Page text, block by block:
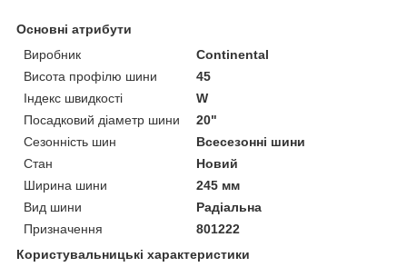
Основні атрибути
Виробник
Continental
Висота профілю шини
45
Індекс швидкості
W
Посадковий діаметр шини
20"
Сезонність шин
Всесезонні шини
Стан
Новий
Ширина шини
245 мм
Вид шини
Радіальна
Призначення
801222
Користувальницькі характеристики